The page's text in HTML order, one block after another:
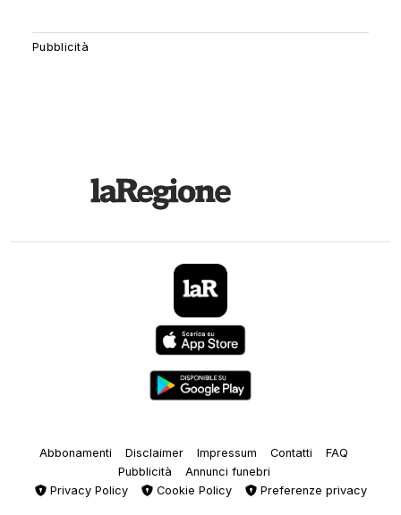
Abbonamenti Disclaimer Impressum Contatti
FAQ
Pubblicità
Annunci funebri
Privacy Policy
Cookie Policy Preferenze privacy